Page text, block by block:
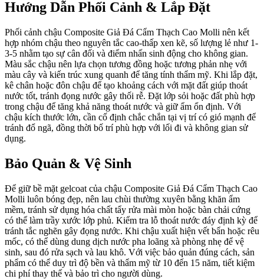
Hướng Dẫn Phối Cảnh & Lắp Đặt
Phối cảnh chậu Composite Giả Đá Cẩm Thạch Cao Molli nên kết
hợp nhóm chậu theo nguyên tắc cao-thấp xen kẽ, số lượng lẻ như 1-
3-5 nhằm tạo sự cân đối và điểm nhấn sinh động cho không gian.
Màu sắc chậu nên lựa chọn tương đồng hoặc tương phản nhẹ với
màu cây và kiến trúc xung quanh để tăng tính thẩm mỹ. Khi lắp đặt,
kê chân hoặc đôn chậu để tạo khoảng cách với mặt đất giúp thoát
nước tốt, tránh đọng nước gây thối rễ. Đặt lớp sỏi hoặc đất phù hợp
trong chậu để tăng khả năng thoát nước và giữ ẩm ổn định. Với
chậu kích thước lớn, cần cố định chắc chắn tại vị trí có gió mạnh để
tránh đổ ngã, đồng thời bố trí phù hợp với lối đi và không gian sử
dụng.
Bảo Quản & Vệ Sinh
Để giữ bề mặt gelcoat của chậu Composite Giả Đá Cẩm Thạch Cao
Molli luôn bóng đẹp, nên lau chùi thường xuyên bằng khăn ẩm
mềm, tránh sử dụng hóa chất tẩy rửa mài mòn hoặc bàn chải cứng
có thể làm trầy xước lớp phủ. Kiểm tra lỗ thoát nước đáy định kỳ để
tránh tắc nghẽn gây đọng nước. Khi chậu xuất hiện vết bẩn hoặc rêu
mốc, có thể dùng dung dịch nước pha loãng xà phòng nhẹ để vệ
sinh, sau đó rửa sạch và lau khô. Với việc bảo quản đúng cách, sản
phẩm có thể duy trì độ bền và thẩm mỹ từ 10 đến 15 năm, tiết kiệm
chi phí thay thế và bảo trì cho người dùng.